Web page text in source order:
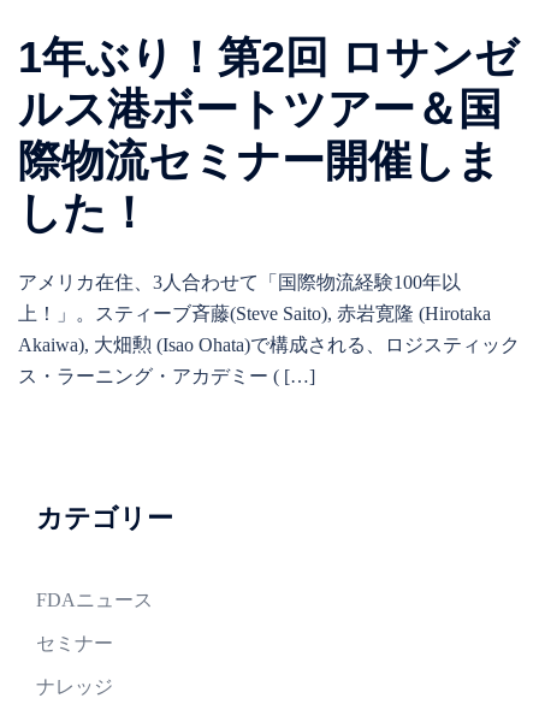
1年ぶり！第2回 ロサンゼ
ルス港ボートツアー＆国
際物流セミナー開催しま
した！
アメリカ在住、3人合わせて「国際物流経験100年以
上！」。スティーブ斉藤(Steve Saito), 赤岩寛隆 (Hirotaka
Akaiwa), 大畑勲 (Isao Ohata)で構成される、ロジスティック
ス・ラーニング・アカデミー ( […]
カテゴリー
FDAニュース
セミナー
ナレッジ